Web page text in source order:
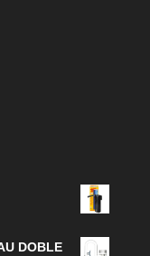
DOBLE